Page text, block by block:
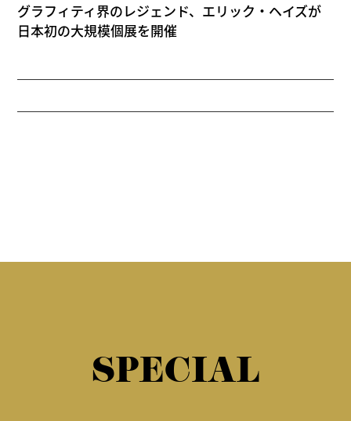
グラフィティ界のレジェンド、エリック・ヘイズが
日本初の大規模個展を開催
SPECIAL